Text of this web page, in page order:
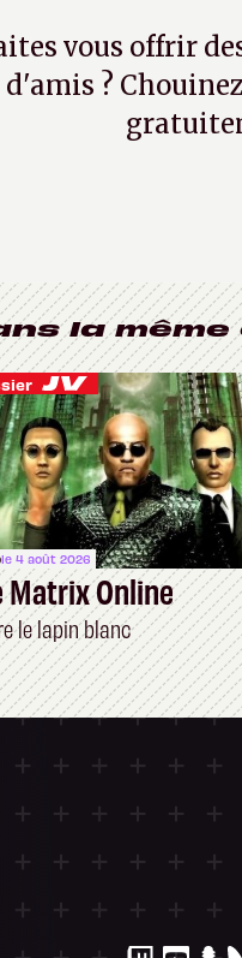
vous offrir
d'amis ?
la
le 4 août 2026
Matrix Online
le lapin blanc